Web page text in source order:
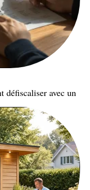
défiscaliser avec un